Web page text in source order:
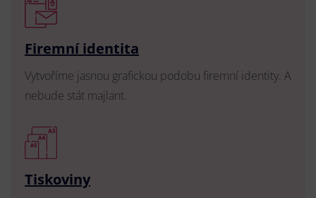
Firemní identita
Vytvoříme jasnou grafickou podobu firemní identity. A
nebude stát majlant.
Tiskoviny